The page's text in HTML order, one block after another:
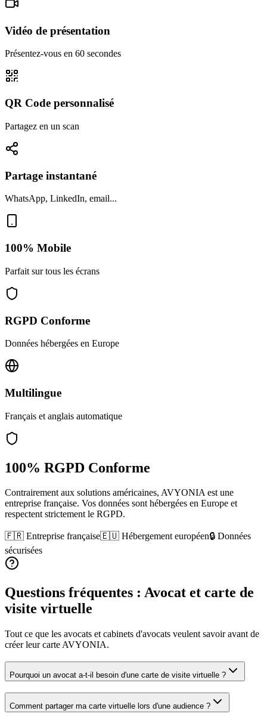
Vidéo de présentation
Présentez-vous en 60 secondes
QR Code personnalisé
Partagez en un scan
Partage instantané
WhatsApp, LinkedIn, email...
100% Mobile
Parfait sur tous les écrans
RGPD Conforme
Données hébergées en Europe
Multilingue
Français et anglais automatique
100% RGPD Conforme
Contrairement aux solutions américaines, AVYONIA est une
entreprise française. Vos données sont hébergées en Europe et
respectent strictement le RGPD.
🇫🇷 Entreprise française🇪🇺 Hébergement européen🔒 Données
sécurisées
Questions fréquentes : Avocat et carte de
visite virtuelle
Tout ce que les avocats et cabinets d'avocats veulent savoir avant de
créer leur carte AVYONIA.
Pourquoi un avocat a-t-il besoin d'une carte de visite virtuelle ?
Comment partager ma carte virtuelle lors d'une audience ?